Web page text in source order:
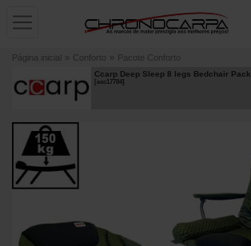
Página inicial » Conforto » Pacote Conforto
Ccarp Deep Sleep 8 legs Bedchair Pack
[esc17784]